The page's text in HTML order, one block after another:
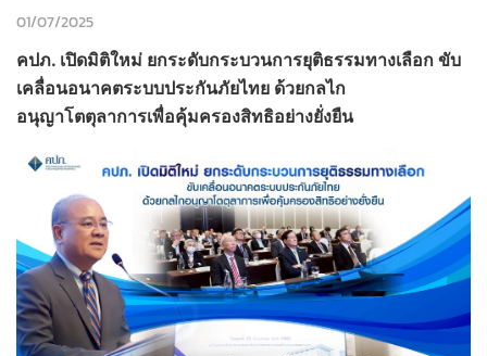
01/07/2025
คปภ. เปิดมิติใหม่ ยกระดับกระบวนการยุติธรรมทางเลือก ขับ
เคลื่อนอนาคตระบบประกันภัยไทย ด้วยกลไก
อนุญาโตตุลาการเพื่อคุ้มครองสิทธิอย่างยั่งยืน